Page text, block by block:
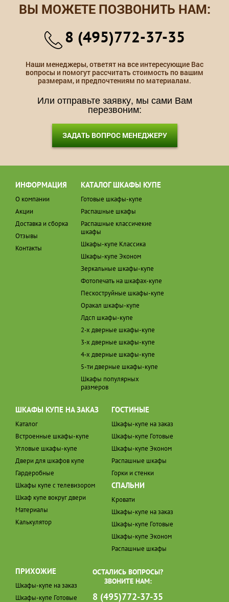
ВЫ МОЖЕТЕ ПОЗВОНИТЬ НАМ:
8 (495)772-37-35
Наши менеджеры, ответят на все интересующие Вас
вопросы и помогут рассчитать стоимость по вашим
размерам, и предпочтениям по материалам.
Или отправьте заявку, мы сами Вам
перезвоним:
ЗАДАТЬ ВОПРОС МЕНЕДЖЕРУ
ИНФОРМАЦИЯ
О компании
Акции
Доставка и сборка
Отзывы
Контакты
КАТАЛОГ ШКАФЫ КУПЕ
Готовые шкафы-купе
Распашные шкафы
Распашные классичекие
шкафы
Шкафы-купе Классика
Шкафы-купе Эконом
Зеркальные шкафы-купе
Фотопечать на шкафах-купе
Пескоструйные шкафы-купе
Оракал шкафы-купе
Лдсп шкафы-купе
2-х дверные шкафы-купе
3-х дверные шкафы-купе
4-х дверные шкафы-купе
5-ти дверные шкафы-купе
Шкафы популярных
размеров
ШКАФЫ КУПЕ НА ЗАКАЗ
Каталог
Встроенные шкафы-купе
Угловые шкафы-купе
Двери для шкафов купе
Гардеробные
Шкафы купе с телевизором
Шкаф купе вокруг двери
Материалы
Калькулятор
ГОСТИНЫЕ
Шкафы-купе на заказ
Шкафы-купе Готовые
Шкафы-купе Эконом
Распашные шкафы
Горки и стенки
СПАЛЬНИ
Кровати
Шкафы-купе на заказ
Шкафы-купе Готовые
Шкафы-купе Эконом
Распашные шкафы
ПРИХОЖИЕ
Шкафы-купе на заказ
Шкафы-купе Готовые
ОСТАЛИСЬ ВОПРОСЫ?
ЗВОНИТЕ НАМ:
8 (495)772-37-35